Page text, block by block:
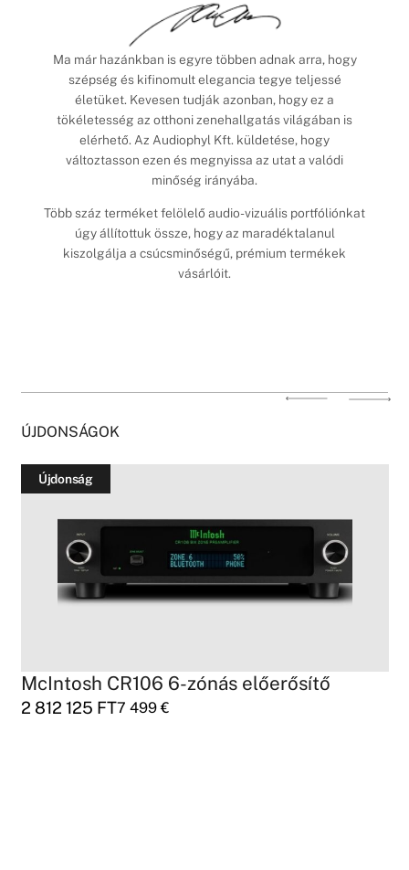
Ma már hazánkban is egyre többen adnak arra, hogy
szépség és kifinomult elegancia tegye teljessé
életüket. Kevesen tudják azonban, hogy ez a
tökéletesség az otthoni zenehallgatás világában is
elérhető. Az Audiophyl Kft. küldetése, hogy
változtasson ezen és megnyissa az utat a valódi
minőség irányába.
Több száz terméket felölelő audio-vizuális portfóliónkat
úgy állítottuk össze, hogy az maradéktalanul
kiszolgálja a csúcsminőségű, prémium termékek
vásárlóit.
ÚJDONSÁGOK
Újdonság
McIntosh CR106 6-zónás előerősítő
2 812 125 FT7 499€